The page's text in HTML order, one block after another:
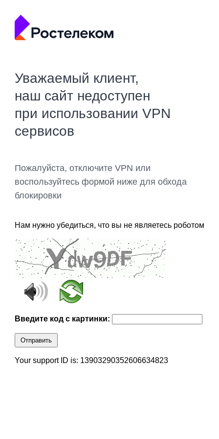
Уважаемый клиент,
наш сайт недоступен
при использовании VPN
сервисов
Пожалуйста, отключите VPN или
воспользуйтесь формой ниже для обхода
блокировки
Нам нужно убедиться, что вы не являетесь роботом
Введите код с картинки:
Отправить
Your support ID is: 13903290352606634823